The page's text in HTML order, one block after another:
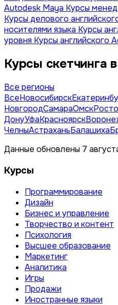
Autodesk Maya Курсы
Курсы делового
носителями языка Курсы
уровня Курсы английского
Курсы скетчинга
Все регионы
ВсеНовосибирск
НовгородСамараОмск
ДонуУфаКрасноярск
ЧелныАстраханьБалашиха
Данные обновлены 7
Курсы
Программирование
Дизайн
Бизнес и управление
Творчество и контент
Психология
Высшее образование
Маркетинг
Аналитика
Игры
Продажи
Иностранные языки